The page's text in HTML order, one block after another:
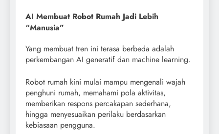
AI Membuat Robot Rumah Jadi Lebih
“Manusia”
Yang membuat tren ini terasa berbeda adalah
perkembangan AI generatif dan machine learning.
Robot rumah kini mulai mampu mengenali wajah
penghuni rumah, memahami pola aktivitas,
memberikan respons percakapan sederhana,
hingga menyesuaikan perilaku berdasarkan
kebiasaan pengguna.